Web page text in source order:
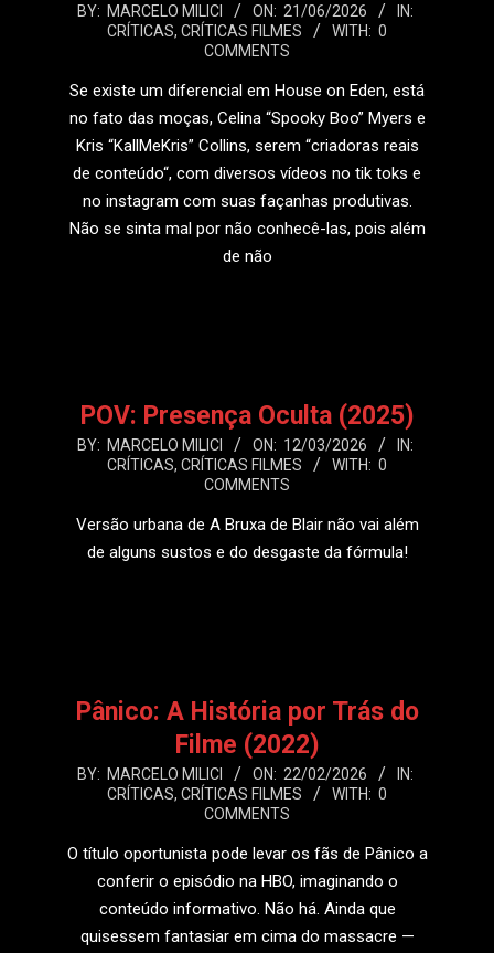
2026-
BY: MARCELO MILICI ON: 21/06/2026
IN:
CRÍTICAS, CRÍTICAS FILMES WITH: 0
COMMENTS
Se existe um diferencial em House on Eden, está
no fato das moças, Celina “Spooky Boo” Myers e
Kris “KallMeKris” Collins, serem “criadoras reais
de conteúdo“, com diversos vídeos no tik toks e
no instagram com suas façanhas produtivas.
Não se sinta mal por não conhecê-las, pois além
de não
POV: Presença Oculta (2025)
2026-
BY: MARCELO MILICI ON: 12/03/2026
IN:
CRÍTICAS, CRÍTICAS FILMES WITH: 0
COMMENTS
Versão urbana de A Bruxa de Blair não vai além
de alguns sustos e do desgaste da fórmula!
Pânico: A História por Trás do
Filme (2022)
2026-
BY: MARCELO MILICI ON: 22/02/2026
IN:
CRÍTICAS, CRÍTICAS FILMES WITH: 0
COMMENTS
O título oportunista pode levar os fãs de Pânico a
conferir o episódio na HBO, imaginando o
conteúdo informativo. Não há. Ainda que
quisessem fantasiar em cima do massacre —